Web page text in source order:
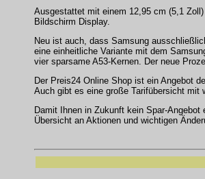
Ausgestattet mit einem 12,95 cm (5,1
Bildschirm Display.
Neu ist auch, dass Samsung
eine einheitliche Variante mit dem
vier sparsame A53-Kernen. Der neue
Der Preis24 Online Shop ist ein Angebot
Auch gibt es eine große Tarifübersicht mit
Damit Ihnen in Zukunft kein Spar-
Übersicht an Aktionen und wichtigen